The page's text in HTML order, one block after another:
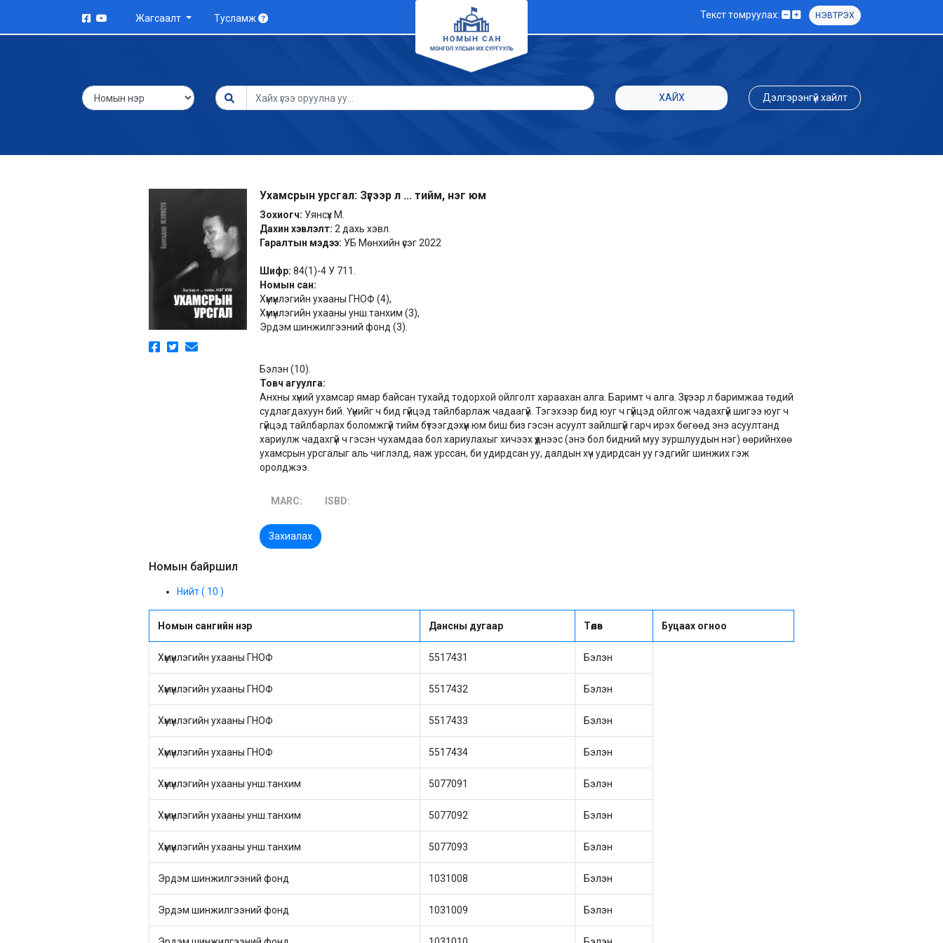
Жагсаалт Тусламж Текст томруулах: НЭВТРЭХ
ХАЙХ Дэлгэрэнгүй хайлт
Ухамсрын урсгал: Зүгээр л ... тийм, нэг юм
Зохиогч: Уянсүх М.
Дахин хэвлэлт:2 дахь хэвл.
Гаралтын мэдээ: УБ Мөнхийн үсэг 2022
Шифр:84(1)-4 У 711.
Номын сан:
Хүмүүнлэгийн ухааны ГНОФ (4),
Хүмүүнлэгийн ухааны унш.танхим (3),
Эрдэм шинжилгээний фонд (3).
Бэлэн (10).
Товч агуулга:
Анхны хүний ухамсар ямар байсан тухайд тодорхой ойлголт хараахан алга. Баримт ч алга. Зүгээр л баримжаа төдий
судлагдахуун бий. Үүнийг ч бид гүйцэд тайлбарлаж чадаагүй. Тэгэхээр бид юуг ч гүйцэд ойлгож чадахгүй шигээ юуг ч
гүйцэд тайлбарлах боломжгүй тийм бүтээгдэхүүн юм биш биз гэсэн асуулт зайлшгүй гарч ирэх бөгөөд энэ асуултанд
хариулж чадахгүй ч гэсэн чухамдаа бол хариулахыг хичээх үүднээс (энэ бол бидний муу зуршлуудын нэг) өөрийнхөө
ухамсрын урсгалыг аль чиглэлд, яаж урссан, би удирдсан уу, далдын хүч удирдсан уу гэдгийг шинжих гэж
оролджээ.
MARC: ISBD:
Захиалах
Номын байршил
Нийт ( 10 )
Номын сангийн нэр Дансны дугаар Төлөв Буцаах огноо
Хүмүүнлэгийн ухааны ГНОФ 5517431 Бэлэн
Хүмүүнлэгийн ухааны ГНОФ 5517432 Бэлэн
Хүмүүнлэгийн ухааны ГНОФ 5517433 Бэлэн
Хүмүүнлэгийн ухааны ГНОФ 5517434 Бэлэн
Хүмүүнлэгийн ухааны унш.танхим 5077091 Бэлэн
Хүмүүнлэгийн ухааны унш.танхим 5077092 Бэлэн
Хүмүүнлэгийн ухааны унш.танхим 5077093 Бэлэн
Эрдэм шинжилгээний фонд 1031008 Бэлэн
Эрдэм шинжилгээний фонд 1031009 Бэлэн